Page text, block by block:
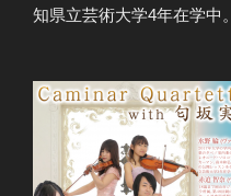
知県立芸術大学4年在学中。